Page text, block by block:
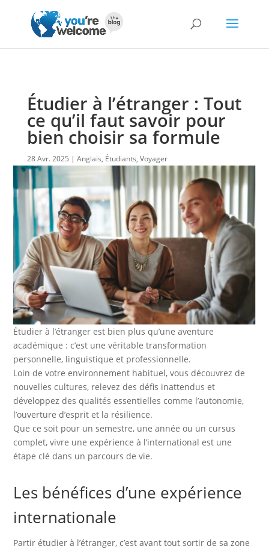
Étudier à l’étranger : Tout
ce qu’il faut savoir pour
bien choisir sa formule
28 Avr. 2025 Anglais, Étudiants, Voyager
Étudier à l’étranger est bien plus qu’une aventure
académique : c’est une véritable transformation
personnelle, linguistique et professionnelle.
Loin de votre environnement habituel, vous découvrez de
nouvelles cultures, relevez des défis inattendus et
développez des qualités essentielles comme l’autonomie,
l’ouverture d’esprit et la résilience.
Que ce soit pour un semestre, une année ou un cursus
complet, vivre une expérience à l’international est une
étape clé dans un parcours de vie.
Les bénéfices d’une expérience
internationale
Partir étudier à l’étranger, c’est avant tout sortir de sa zone